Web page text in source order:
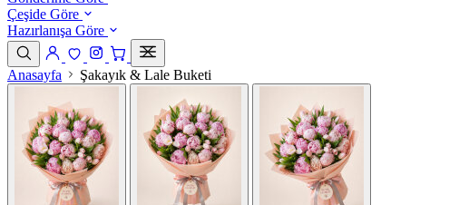
Çeşide Göre
Hazırlanışa Göre
Anasayfa Şakayık & Lale Buketi